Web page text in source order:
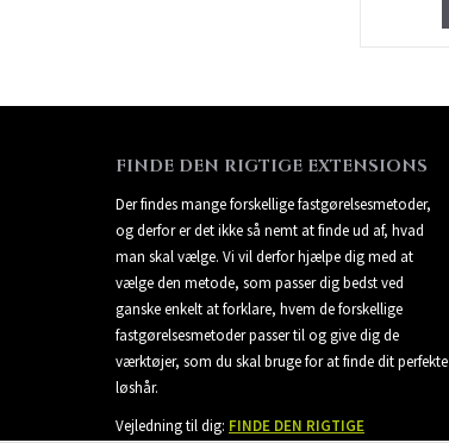
FINDE DEN RIGTIGE EXTENSIONS
Der findes mange forskellige fastgørelsesmetoder,
og derfor er det ikke så nemt at finde ud af, hvad
man skal vælge. Vi vil derfor hjælpe dig med at
vælge den metode, som passer dig bedst ved
ganske enkelt at forklare, hvem de forskellige
fastgørelsesmetoder passer til og give dig de
værktøjer, som du skal bruge for at finde dit perfekte
løshår.
Vejledning til dig: FINDE DEN RIGTIGE